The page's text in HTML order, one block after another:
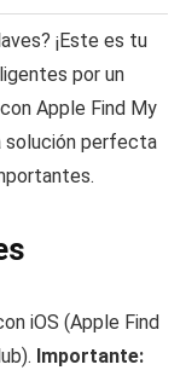
¡Este es tu
por un
Apple Find My
solución perfecta
iOS (Apple Find
Importante: